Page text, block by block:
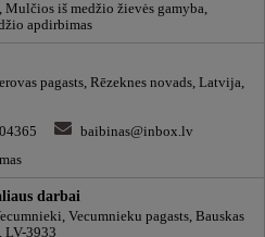
Mulčios iš medžio žievės gamyba,
apdirbimas
pagasts, Rēzeknes novads, Latvija,
baibinas@inbox.lv
darbai
Vecumnieku pagasts, Bauskas
LV-3933